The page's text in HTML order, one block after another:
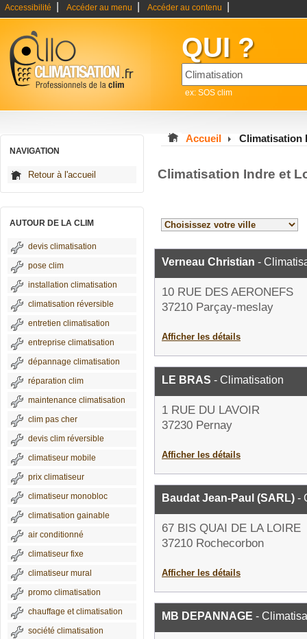
Accessibilité Accéder au menu Accéder au contenu
QUI ?
ex: SOS clim
NAVIGATION
Retour à l'accueil
AUTOUR DE LA CLIM
devis climatisation
pose clim
installation climatisation
climatisation réversible
entretien climatisation
entreprise climatisation
dépannage climatisation
réparation clim
maintenance climatisation
clim pas cher
devis clim réversible
climatiseur mobile
prix climatiseur
climatiseur monobloc
climatisation gainable
air conditionné
climatiseur fixe
climatiseur mural
promo climatisation
chauffage et climatisation
société climatisation
Accueil Climatisation
Climatisation Indre et
Verneau Christian -
10 RUE DES AERONEFS
37210 Parçay-meslay
Afficher les détails
LE BRAS - Climatisation
1 RUE DU LAVOIR
37230 Pernay
Afficher les détails
Baudat Jean-Paul (SARL) -
67 BIS QUAI DE LA LOIRE
37210 Rochecorbon
Afficher les détails
MB DEPANNAGE -